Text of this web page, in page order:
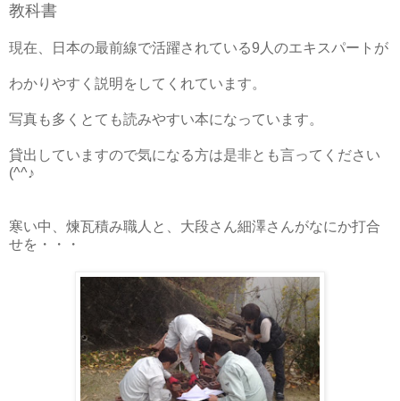
教科書
現在、日本の最前線で活躍されている9人のエキスパートが
わかりやすく説明をしてくれています。
写真も多くとても読みやすい本になっています。
貸出していますので気になる方は是非とも言ってください
(^^♪
寒い中、煉瓦積み職人と、大段さん細澤さんがなにか打合
せを・・・